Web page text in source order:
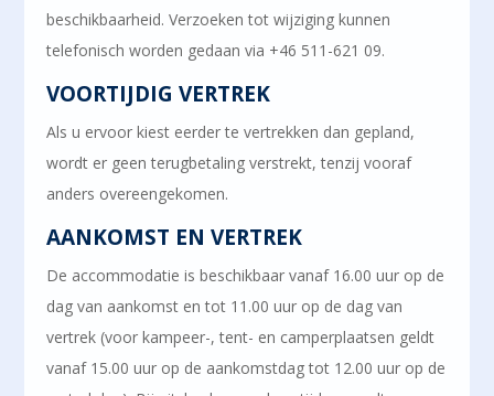
beschikbaarheid. Verzoeken tot wijziging kunnen
telefonisch worden gedaan via +46 511-621 09.
VOORTIJDIG VERTREK
Als u ervoor kiest eerder te vertrekken dan gepland,
wordt er geen terugbetaling verstrekt, tenzij vooraf
anders overeengekomen.
AANKOMST EN VERTREK
De accommodatie is beschikbaar vanaf 16.00 uur op de
dag van aankomst en tot 11.00 uur op de dag van
vertrek (voor kampeer-, tent- en camperplaatsen geldt
vanaf 15.00 uur op de aankomstdag tot 12.00 uur op de